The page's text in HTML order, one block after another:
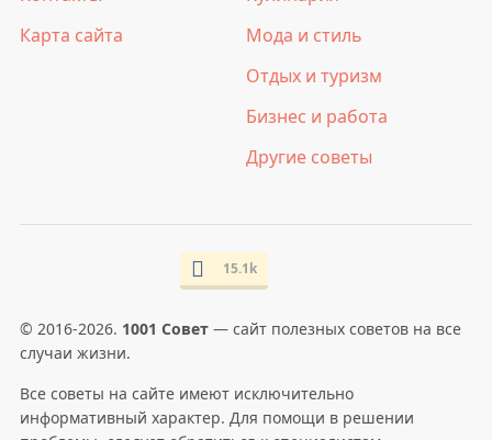
Карта сайта
Мода и стиль
Отдых и туризм
Бизнес и работа
Другие советы
15.1k
© 2016-2026. 1001 Совет— сайт полезных советов на все
случаи жизни.
Все советы на сайте имеют исключительно
информативный характер. Для помощи в решении